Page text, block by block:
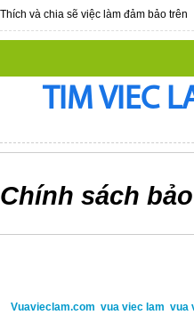
Thích và chia sẽ việc làm đảm bảo trên
TIM VIEC
Chính sách
Vuavieclam.com vua viec lam vua